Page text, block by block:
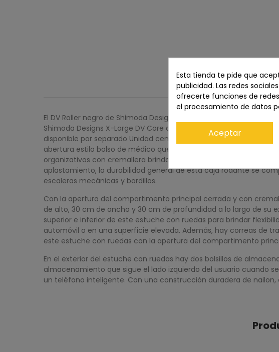
El DV Roller negro de Shimoda Designs es un estuche para
Shimoda Designs X-Large DV Core disponible por separado o una
disponible por separado Unidad central DSLR. Cuando el DV
abertura estilo bolso de médico que elimina cualquier
organizativos con cremallera brindan espacio para accesorios
aplastamiento, la durabilidad general de esta caja rodante se
escaleras mecánicas y bordillos.
Con la apertura del compartimento principal cerrada y con
de alto, 30 cm de ancho y 30 cm de profundidad a lo largo de su
superior e inferior de este estuche con ruedas para brindar
automóvil o en una superficie elevada. Además, hay correas de
este estuche con ruedas con la apertura del compartimento
En el exterior del estuche con ruedas hay dos bolsillos de
almacenamiento que sigue el lado izquierdo del usuario cuando
un teléfono inteligente. Con una construcción duradera de
Esta tienda te pide que
publicidad. Las redes
ofrecerte funciones de
el procesamiento de datos
Aceptar